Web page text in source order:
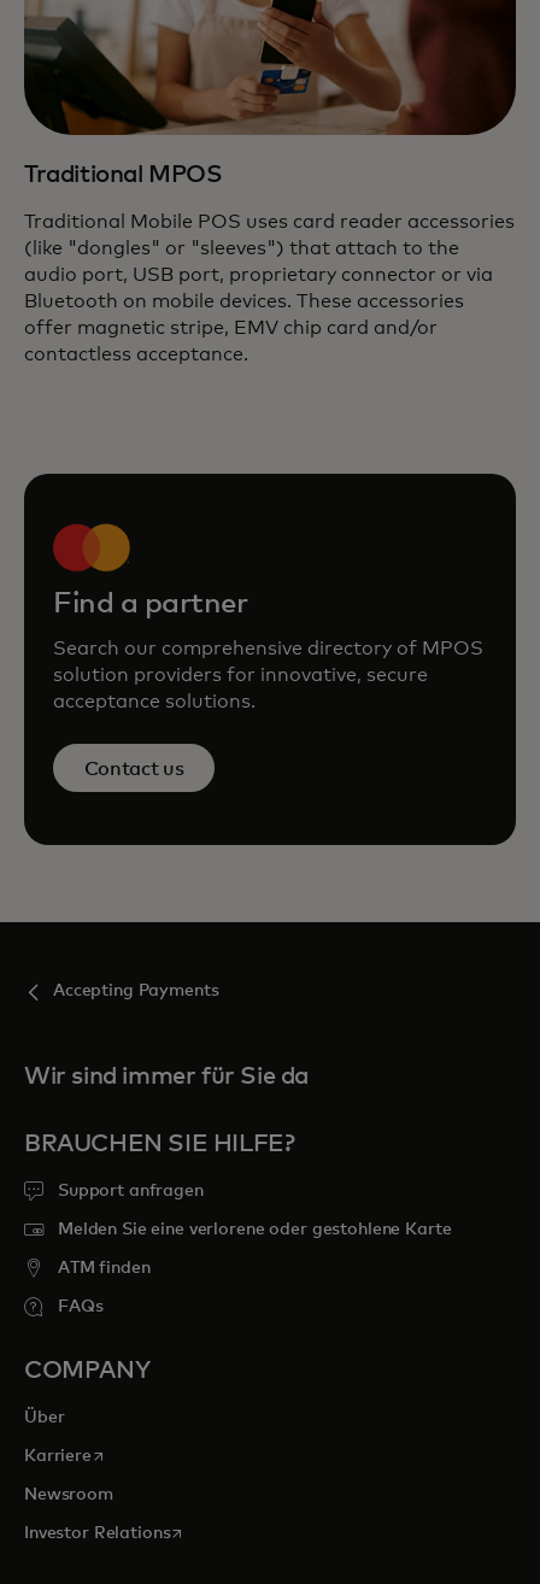
Traditional MPOS
Traditional Mobile POS uses card reader accessories
(like "dongles" or "sleeves") that attach to the
audio port, USB port, proprietary connector or via
Bluetooth on mobile devices. These accessories
offer magnetic stripe, EMV chip card and/or
contactless acceptance.
Find a partner
Search our comprehensive directory of MPOS
solution providers for innovative, secure
acceptance solutions.
Contact us
Accepting Payments
Wir sind immer für Sie da
BRAUCHEN SIE HILFE?
Support anfragen
Melden Sie eine verlorene oder gestohlene Karte
ATM finden
FAQs
COMPANY
Über
Karrierewird in einer neuen Registerkarte geöffnet
Newsroom
Investor Relationswird in einer neuen Registerkarte geöffnet